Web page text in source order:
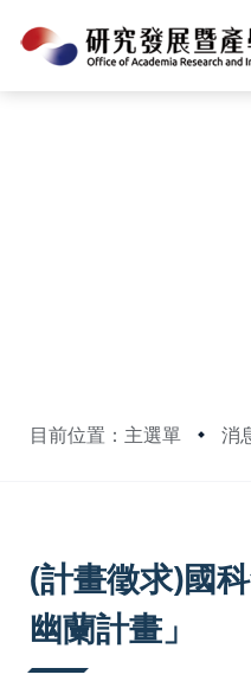
目前位置：主選單 消
(計畫徵求)國
幽蘭計畫」